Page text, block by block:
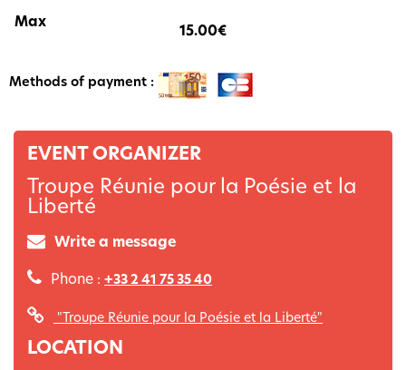
15.00€
Methods of payment :
EVENT ORGANIZER
Troupe Réunie pour la Poésie et la
Liberté
Write a message
Phone : +33 2 41 75 35 40
"Troupe Réunie pour la Poésie et la Liberté"
LOCATION